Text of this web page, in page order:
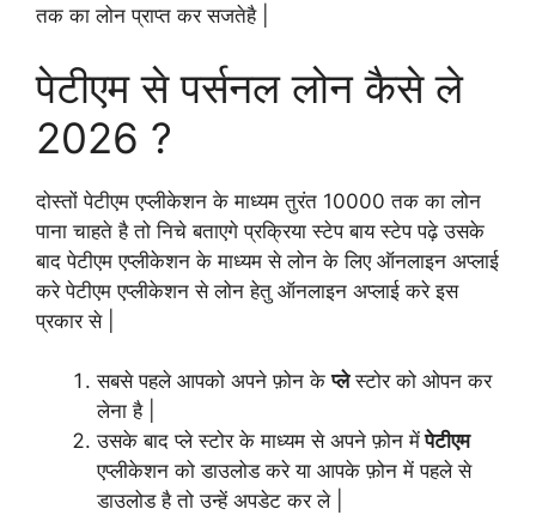
तक का लोन प्राप्त कर सजतेहै |
पेटीएम से पर्सनल लोन कैसे ले
2026 ?
दोस्तों पेटीएम एप्लीकेशन के माध्यम तुरंत 10000 तक का लोन
पाना चाहते है तो निचे बताएगे प्रक्रिया स्टेप बाय स्टेप पढ़े उसके
बाद पेटीएम एप्लीकेशन के माध्यम से लोन के लिए ऑनलाइन अप्लाई
करे पेटीएम एप्लीकेशन से लोन हेतु ऑनलाइन अप्लाई करे इस
प्रकार से |
सबसे पहले आपको अपने फ़ोन केप्लेस्टोर को ओपन कर
लेना है |
उसके बाद प्ले स्टोर के माध्यम से अपने फ़ोन मेंपेटीएम
एप्लीकेशन को डाउलोड करे या आपके फ़ोन में पहले से
डाउलोड है तो उन्हें अपडेट कर ले |